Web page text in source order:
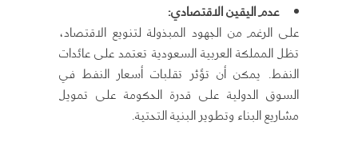
عدم اليقين الاقتصادي:
على الرغم من الجهود المبذولة لتنويع الاقتصاد،
تظل المملكة العربية السعودية تعتمد على عائدات
النفط. يمكن أن تؤثر تقلبات أسعار النفط في
السوق الدولية على قدرة الحكومة على تمويل
مشاريع البناء وتطوير البنية التحتية.